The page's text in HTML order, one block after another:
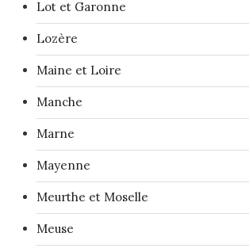
Lot et Garonne
Lozère
Maine et Loire
Manche
Marne
Mayenne
Meurthe et Moselle
Meuse